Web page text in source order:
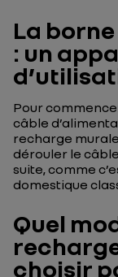
La
: un
Pour
câble
recharge murale
dérouler le
suite, comme
domestique
Quel
choisir